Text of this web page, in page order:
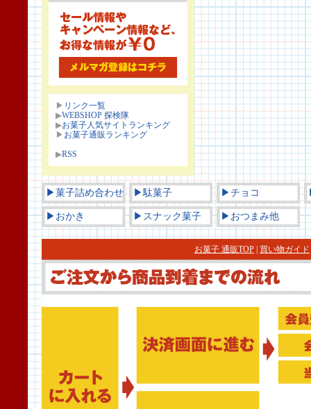
▶ リンク一覧
▶WEBSHOP 探検隊
▶お菓子人気サイトランキング
▶ お菓子通販ランキング
▶RSS
▶菓子詰め合わせ ▶駄菓子 ▶チョコ
▶おかき ▶スナック菓子 ▶おつまみ他
お菓子 通販TOP 買い物ガイド